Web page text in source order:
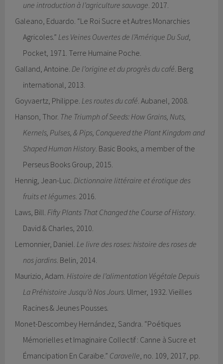
une introduction à l’agriculture sauvage. 2017.
Galeano, Eduardo. “Le Roi Sucre et Autres Monarchies
Agricoles.”Les Veines Ouvertes de l’Amérique Du Sud,
Pocket, 1971. Terre Humaine Poche.
Galland, Antoine.De l’origine et du progrès du café. Berg
international, 2013.
Goyvaertz, Philippe.Les routes du café. Aubanel, 2008.
Hanson, Thor. The Triumph of Seeds: How Grains, Nuts,
Kernels, Pulses, & Pips, Conquered the Plant Kingdom and
Shaped Human History. Basic Books, a member of the
Perseus Books Group, 2015.
Hennig, Jean-Luc.Dictionnaire littéraire et érotique des
fruits et légumes. 2016.
Laws, Bill.Fifty Plants That Changed the Course of History.
David & Charles, 2010.
Lemonnier, Daniel.Le livre des roses: histoire des roses de
nos jardins. Belin, 2014.
Maurizio, Adam.Histoire de l’alimentation Végétale Depuis
La Préhistoire Jusqu’à Nos Jours. Ulmer, 1932. Vieilles
Racines & Jeunes Pousses.
Monet-Descombey Hernández, Sandra. “Poétiques
Mémorielles et Imaginaire Collectif : Canne à Sucre et
Émancipation En Caraïbe.” Caravelle, no. 109, 2017, pp.